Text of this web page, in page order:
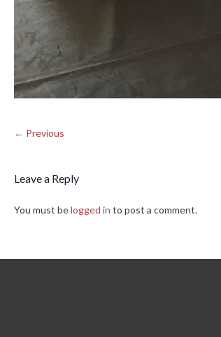
← Previous
Leave a Reply
You must belogged in to post a comment.